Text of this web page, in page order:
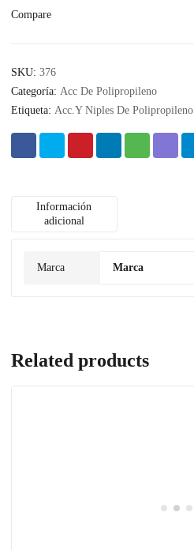
Compare
SKU: 376
Categoría: Acc De Polipropileno
Etiqueta: Acc.Y Niples De Polipropileno
Información
adicional
Marca Marca
Related products